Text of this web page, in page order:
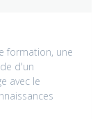
formation, une
d'un
avec le